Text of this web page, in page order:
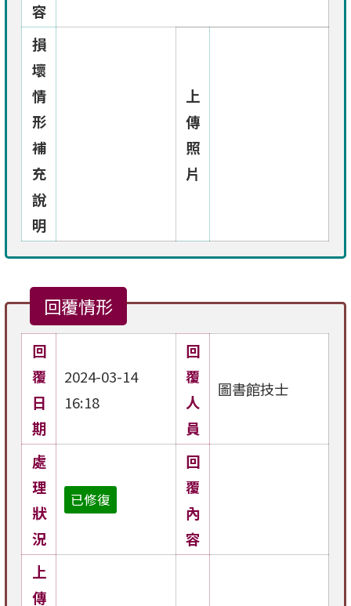
容
損
壞
情
形
補
充
說
明
上
傳
照
片
回覆情形
回
覆
日
期
2024-03-14
16:18
回
覆
人
員
圖書館技士
處
理
狀
況
已修復
回
覆
內
容
上
傳